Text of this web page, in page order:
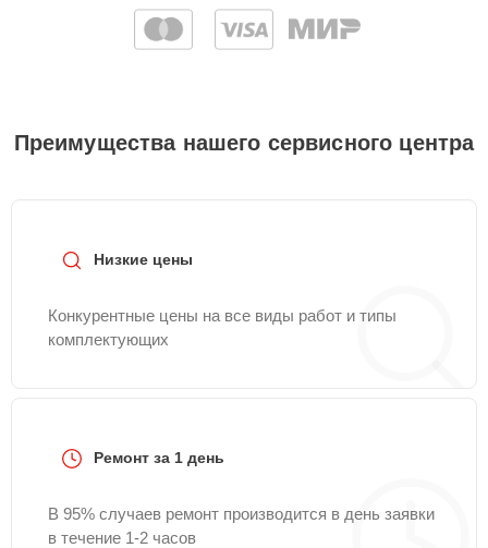
Преимущества нашего сервисного центра
Низкие цены
Конкурентные цены на все виды работ и типы
комплектующих
Ремонт за 1 день
В 95% случаев ремонт производится в день заявки
в течение 1-2 часов